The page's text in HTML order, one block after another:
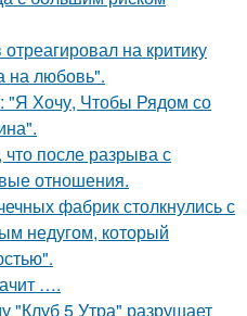
на критику
на любовь".
"Я Хочу, Чтобы Рядом со
после разрыва с
отношения.
фабрик столкнулись с
недугом, который
….
"Клуб 5 Утра" разрушает